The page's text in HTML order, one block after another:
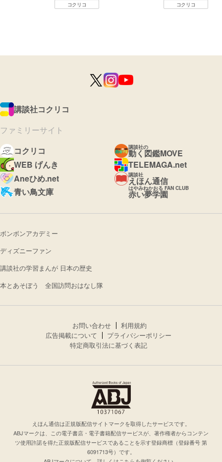
コクリコ コクリコ
講談社コクリコ
ファミリーサイト
コクリコ
講談社の
動く図鑑MOVE
WEB げんき
TELEMAGA.net
Aneひめ.net
講談社
えほん通信
青い鳥文庫
はやみねかおる FAN CLUB
赤い夢学園
ボンボンアカデミー
ディズニーファン
講談社の学習まんが 日本の歴史
本とあそぼう 全国訪問おはなし隊
お問い合わせ
利用規約
広告掲載について
プライバシーポリシー
特定商取引法に基づく表記
えほん通信は正規版配信サイトマークを取得したサービスです。
ABJマークは、この電子書店・電子書籍配信サービスが、著作権者からコンテン
ツ使用許諾を得た正規版配信サービスであることを示す登録商標（登録番号 第
6091713号）です。